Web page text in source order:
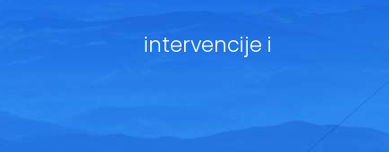
intervencije i